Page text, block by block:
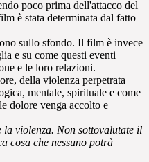
poco prima dell'attacco del
è stata determinata dal fatto
sullo sfondo. Il film è invece
e su come questi eventi
e le loro relazioni.
della violenza perpetrata
mentale, spirituale e come
dolore venga accolto e
la violenza. Non sottovalutate il
cosa che nessuno potrà